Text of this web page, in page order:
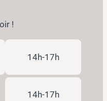
!
14h-17h
14h-17h